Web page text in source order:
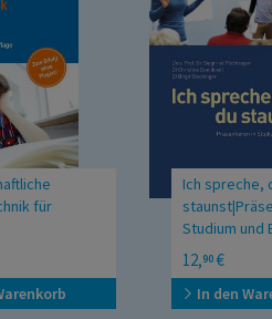
für
juristische
, Master-
und
Ich spreche,
Studium und
22.10.2014.
Präsentieren in
Beruf
12,90 €
In den